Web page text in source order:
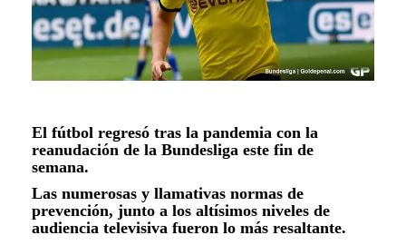
El fútbol regresó tras la pandemia con la
reanudación de la Bundesliga este fin de
semana.
Las numerosas y llamativas normas de
prevención, junto a los altísimos niveles de
audiencia televisiva fueron lo más resaltante.